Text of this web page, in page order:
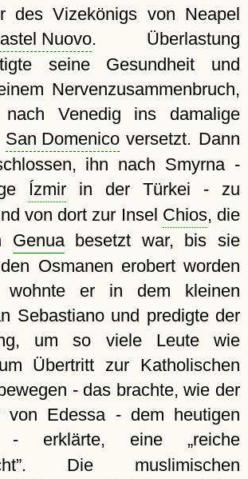
des Vizekönigs von Neapel
Nuovo. Überlastung
seine Gesundheit und
Nervenzusammenbruch,
Venedig ins damalige
San Domenicoversetzt. Dann
ihn nach Smyrna -
Ízmirin der Türkei - zu
von dort zur Insel Chios, die
Genuabesetzt war, bis sie
Osmanen erobert worden
wohnte er in dem kleinen
Sebastiano und predigte der
um so viele Leute wie
Übertritt zur Katholischen
- das brachte, wie der
von Edessa - dem heutigen
erklärte, eine
reiche
. Die muslimischen